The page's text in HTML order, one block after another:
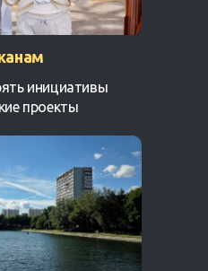
инициативы
проекты